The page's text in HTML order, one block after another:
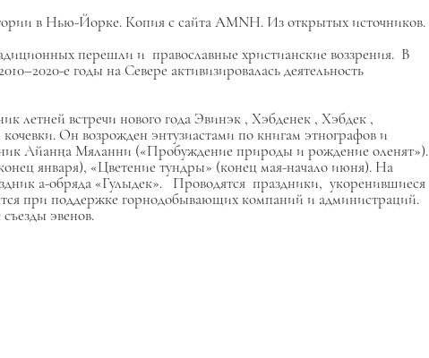
в Нью-Йорке. Копия с сайта AMNH. Из открытых источников.
перешли и православные христианские воззрения. В
е годы на Севере активизировалась деятельность
летней встречи нового годаЭвинэк , Хэбденек , Хэбдек ,
Он возрожден энтузиастами по книгам этнографов и
Айанңа Мяланни («Пробуждение природы и рождение оленят»).
января), «Цветение тундры» (конец мая-начало июня). На
а-обряда «Гулыдек». Проводятся праздники, укоренившиеся
при поддержке горнодобывающих компаний и администраций.
эвенов.